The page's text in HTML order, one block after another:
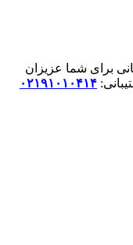
برای شما عزیزان
۰۲۱۹۱۰۱۰۴۱۴